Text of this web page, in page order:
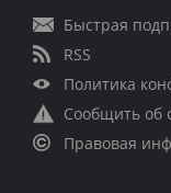
Быстрая
RSS
Политика
Сообщить об
Правовая